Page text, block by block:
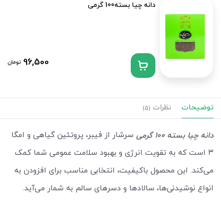
دانه چیا بسته100 گرمی
96,500 تومان
توضیحات نظرات (5)
دانه چیا بسته 100 گرمی
سرشار از فیبر، پروتئین گیاهی و امگا
۳ است که به تقویت انرژی و بهبود سلامت عمومی شما کمک
می‌کند. این محصول باکیفیت، انتخابی مناسب برای افزودن به
انواع نوشیدنی‌ها، سالادها و دسرهای سالم به شمار می‌آید.